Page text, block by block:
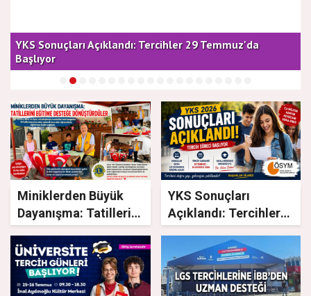
YKS Sonuçları Açıklandı: Tercihler 29 Temmuz'da
Başlıyor
Miniklerden Büyük
Dayanışma: Tatillerini
Eğitime Desteğe
Dönüştürdüler
YKS Sonuçları
Açıklandı: Tercihler
29 Temmuz'da
Başlıyor